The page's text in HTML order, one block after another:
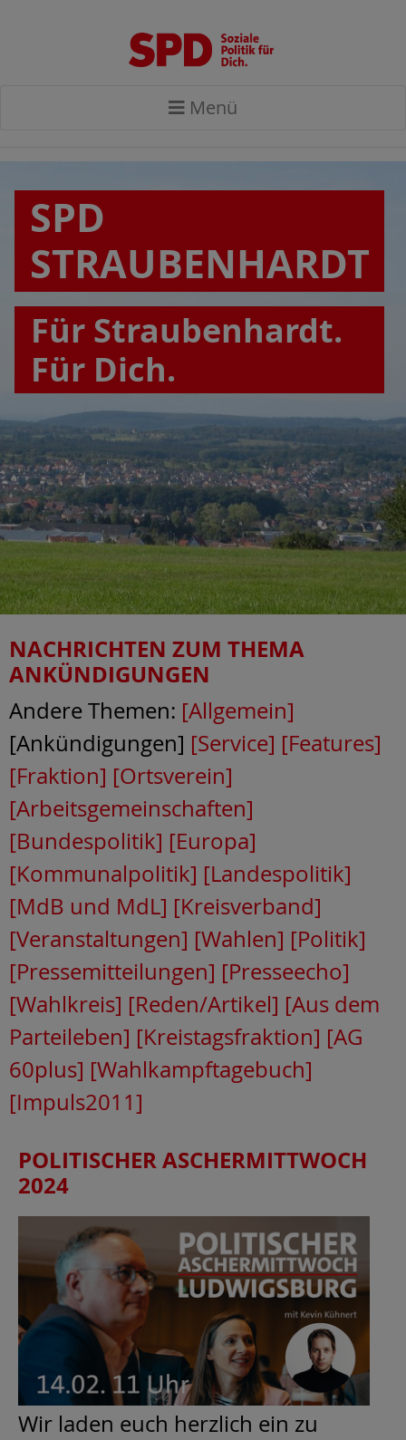
Menü
SPD
STRAUBENHARDT
Für Straubenhardt.
Für Dich.
NACHRICHTEN ZUM THEMA
ANKÜNDIGUNGEN
Andere Themen: [Allgemein]
[Ankündigungen] [Service] [Features]
[Fraktion] [Ortsverein]
[Arbeitsgemeinschaften]
[Bundespolitik] [Europa]
[Kommunalpolitik] [Landespolitik]
[MdB und MdL] [Kreisverband]
[Veranstaltungen] [Wahlen] [Politik]
[Pressemitteilungen] [Presseecho]
[Wahlkreis] [Reden/Artikel] [Aus dem
Parteileben] [Kreistagsfraktion] [AG
60plus] [Wahlkampftagebuch]
[Impuls2011]
POLITISCHER ASCHERMITTWOCH
2024
Wir laden euch herzlich ein zu